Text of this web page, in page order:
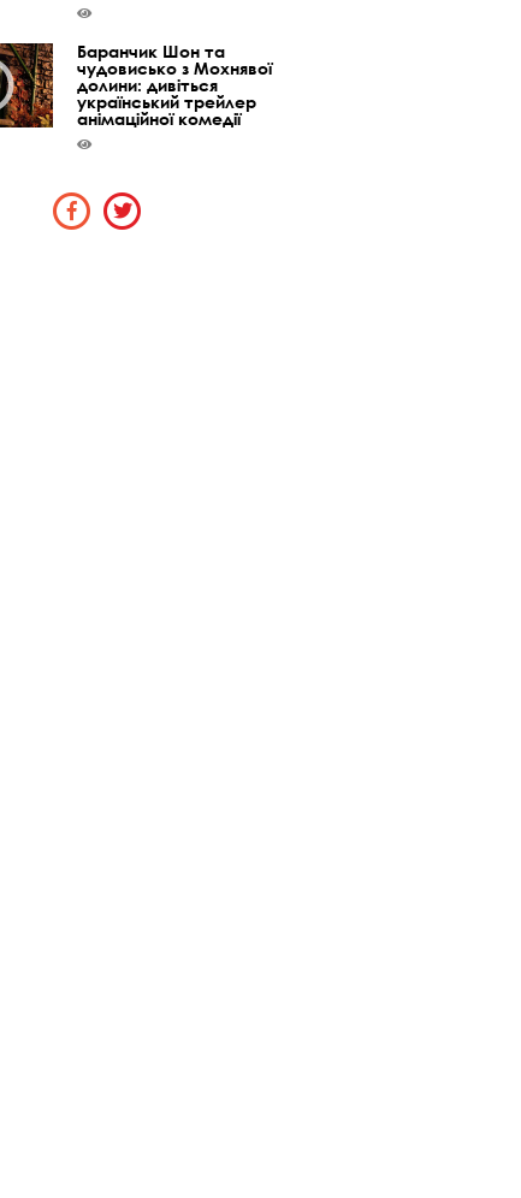
Баранчик Шон та
чудовисько з Мохнявої
долини: дивіться
український трейлер
анімаційної комедії